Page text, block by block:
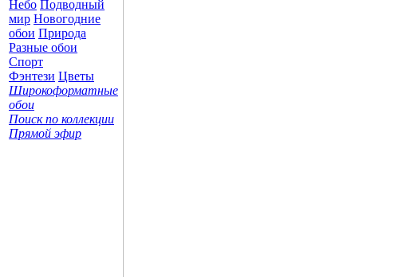
Небо Подводный
мир Новогодние
обои Природа
Разные обои
Спорт
Фэнтези Цветы
Широкоформатные
обои
Поиск по коллекции
Прямой эфир